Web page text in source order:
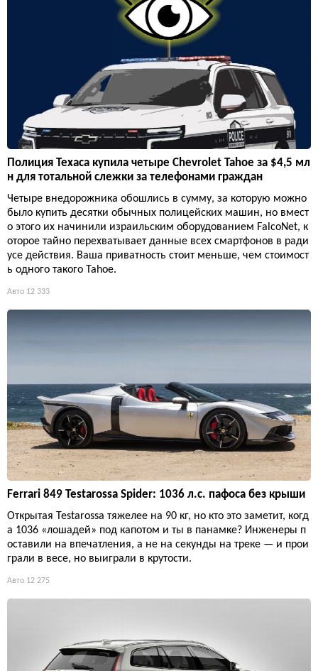
Полиция Техаса купила четыре Chevrolet Tahoe за $4,5 мл
н для тотальной слежки за телефонами граждан
Четыре внедорожника обошлись в сумму, за которую можно
было купить десятки обычных полицейских машин, но вмест
о этого их начинили израильским оборудованием FalcoNet, к
оторое тайно перехватывает данные всех смартфонов в ради
усе действия. Ваша приватность стоит меньше, чем стоимост
ь одного такого Tahoe.
Авто 12 333
Ferrari 849 Testarossa Spider: 1036 л.с. пафоса без крыши
Открытая Testarossa тяжелее на 90 кг, но кто это заметит, когд
а 1036 «лошадей» под капотом и ты в панамке? Инженеры п
оставили на впечатления, а не на секунды на треке — и прои
грали в весе, но выиграли в крутости.
Авто 12 275